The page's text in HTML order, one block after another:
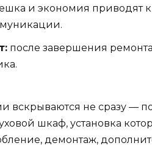
и экономия приводят
после завершения
вскрываются не сразу —
шкаф, установка
демонтаж,